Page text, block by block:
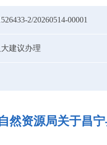
2/20260514-00001
大建议办理
然资源局关于昌